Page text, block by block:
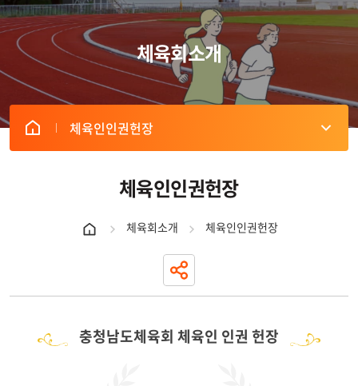
체육회소개
체육인인권헌장
체육인인권헌장
체육회소개 체육인인권헌장
충청남도체육회 체육인 인권 헌장